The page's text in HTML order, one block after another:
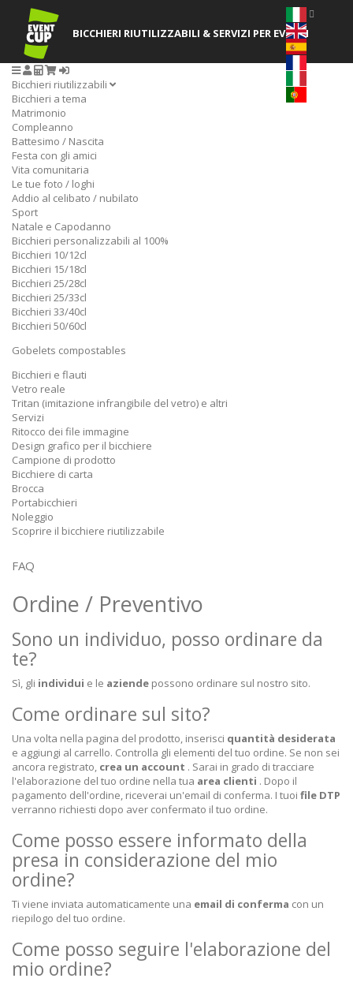
BICCHIERI RIUTILIZZABILI & SERVIZI PER EVENTI
Bicchieri riutilizzabili
Bicchieri a tema
Matrimonio
Compleanno
Battesimo / Nascita
Festa con gli amici
Vita comunitaria
Le tue foto / loghi
Addio al celibato / nubilato
Sport
Natale e Capodanno
Bicchieri personalizzabili al 100%
Bicchieri 10/12cl
Bicchieri 15/18cl
Bicchieri 25/28cl
Bicchieri 25/33cl
Bicchieri 33/40cl
Bicchieri 50/60cl
Gobelets compostables
Bicchieri e flauti
Vetro reale
Tritan (imitazione infrangibile del vetro) e altri
Servizi
Ritocco dei file immagine
Design grafico per il bicchiere
Campione di prodotto
Bicchiere di carta
Brocca
Portabicchieri
Noleggio
Scoprire il bicchiere riutilizzabile
FAQ
Ordine / Preventivo
Sono un individuo, posso ordinare da
te?
Sì, gli individui e le aziende possono ordinare sul nostro sito.
Come ordinare sul sito?
Una volta nella pagina del prodotto, inserisci quantità desiderata
e aggiungi al carrello. Controlla gli elementi del tuo ordine. Se non sei
ancora registrato, crea un account . Sarai in grado di tracciare
l'elaborazione del tuo ordine nella tua area clienti . Dopo il
pagamento dell'ordine, riceverai un'email di conferma. I tuoi file DTP
verranno richiesti dopo aver confermato il tuo ordine.
Come posso essere informato della
presa in considerazione del mio
ordine?
Ti viene inviata automaticamente una email di conferma con un
riepilogo del tuo ordine.
Come posso seguire l'elaborazione del
mio ordine?